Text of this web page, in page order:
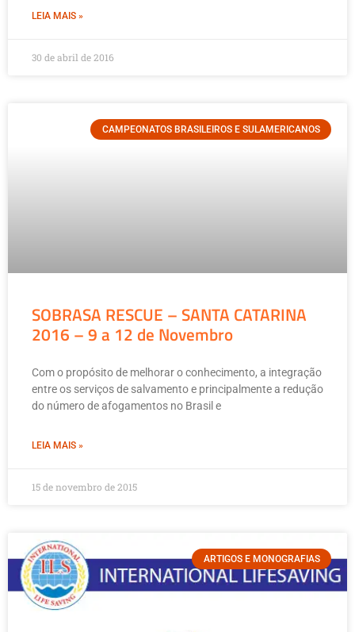
LEIA MAIS »
30 de abril de 2016
CAMPEONATOS BRASILEIROS E SULAMERICANOS
SOBRASA RESCUE – SANTA CATARINA
2016 – 9 a 12 de Novembro
Com o propósito de melhorar o conhecimento, a integração
entre os serviços de salvamento e principalmente a redução
do número de afogamentos no Brasil e
LEIA MAIS »
15 de novembro de 2015
ARTIGOS E MONOGRAFIAS